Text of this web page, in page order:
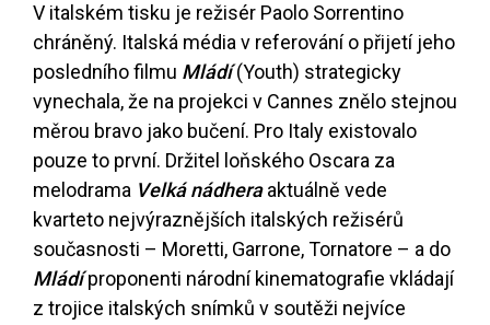
V italském tisku je režisér Paolo Sorrentino
chráněný. Italská média v referování o přijetí jeho
posledního filmu Mládí(Youth) strategicky
vynechala, že na projekci v Cannes znělo stejnou
měrou bravo jako bučení. Pro Italy existovalo
pouze to první. Držitel loňského Oscara za
melodrama Velká nádheraaktuálně vede
kvarteto nejvýraznějších italských režisérů
současnosti – Moretti, Garrone, Tornatore – a do
Mládíproponenti národní kinematografie vkládají
z trojice italských snímků v soutěži nejvíce